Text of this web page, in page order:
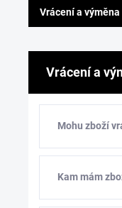
Vrácení a
Vrácení a
Mohu zboží
Kam mám